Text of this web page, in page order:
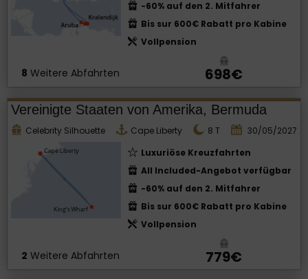
-60% auf den 2. Mitfahrer
Bis sur 600€ Rabatt pro Kabine
Vollpension
8 Weitere Abfahrten 698€
Vereinigte Staaten von Amerika, Bermuda
Celebrity Silhouette Cape Liberty 8 T
30/05/2027
Luxuriöse Kreuzfahrten
All Included-Angebot verfügbar
-60% auf den 2. Mitfahrer
Bis sur 600€ Rabatt pro Kabine
Vollpension
2 Weitere Abfahrten 779€